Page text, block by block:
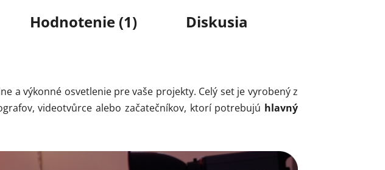
Hodnotenie (1) Diskusia
a výkonné osvetlenie pre vaše projekty. Celý set je vyrobený z
videotvůrce alebo začatečníkov, ktorí potrebujú hlavný